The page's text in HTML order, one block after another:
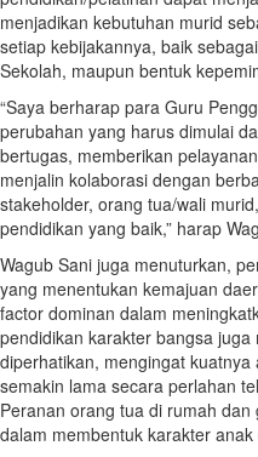
menjadikan kebutuhan murid
setiap kebijakannya, baik
Sekolah, maupun bentuk
“Saya berharap para Guru
perubahan yang harus dimulai
bertugas, memberikan
menjalin kolaborasi dengan
stakeholder, orang tua/wali
pendidikan yang baik,” harap
Wagub Sani juga menuturkan,
yang menentukan kemajuan
factor dominan dalam
pendidikan karakter bangsa
diperhatikan, mengingat
semakin lama secara perlahan
Peranan orang tua di rumah
dalam membentuk karakter anak